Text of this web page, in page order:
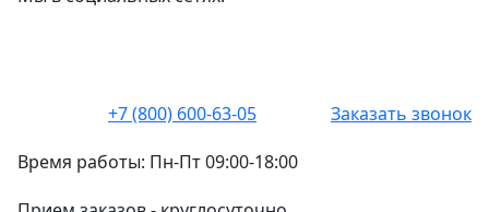
+7 (800) 600-63-05
Заказать звонок
Время работы: Пн-Пт 09:00-18:00